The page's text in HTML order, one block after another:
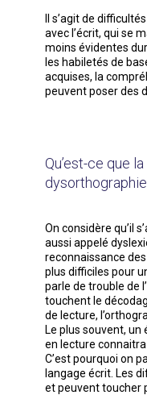
Il s’agit de
avec l’écrit, qui se
moins évidentes
les habiletés de
acquises, la
peuvent poser des
Qu’est-ce que
On considère qu’il
aussi appelé
reconnaissance
plus difficiles pour
parle de trouble de
touchent le
de lecture,
Le plus souvent,
en lecture
C’est pourquoi on
langage écrit. Les
et peuvent toucher